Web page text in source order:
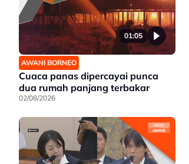
01:05
AWANI BORNEO
Cuaca panas dipercayai punca
dua rumah panjang terbakar
02/08/2026